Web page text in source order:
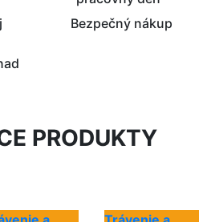
Bezpečný nákup
PRODUKTY